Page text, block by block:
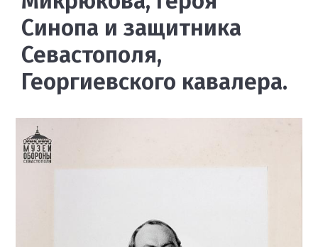
Синопа и защитника
Севастополя,
Георгиевского кавалера.